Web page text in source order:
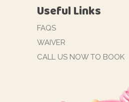
Useful Links
FAQS
WAIVER
CALL US NOW TO BOOK